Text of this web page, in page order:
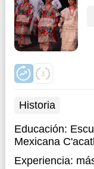
Historia
Educación:
Mexicana C'acatl
Experiencia: